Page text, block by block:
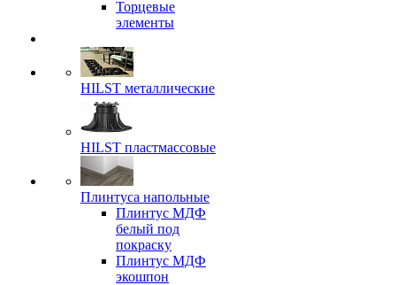
Торцевые
элементы
HILST металлические
HILST пластмассовые
Плинтуса напольные
Плинтус МДФ
белый под
покраску
Плинтус МДФ
экошпон